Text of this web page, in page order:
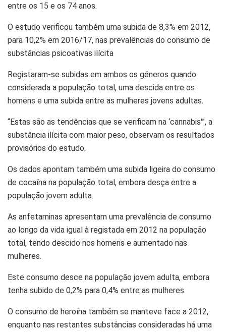
entre os 15 e os 74 anos.
O estudo verificou também uma subida de 8,3% em 2012,
para 10,2% em 2016/17, nas prevalências do consumo de
substâncias psicoativas ilícita
Registaram-se subidas em ambos os géneros quando
considerada a população total, uma descida entre os
homens e uma subida entre as mulheres jovens adultas.
“Estas são as tendências que se verificam na ‘cannabis'”, a
substância ilícita com maior peso, observam os resultados
provisórios do estudo.
Os dados apontam também uma subida ligeira do consumo
de cocaína na população total, embora desça entre a
população jovem adulta.
As anfetaminas apresentam uma prevalência de consumo
ao longo da vida igual à registada em 2012 na população
total, tendo descido nos homens e aumentado nas
mulheres.
Este consumo desce na população jovem adulta, embora
tenha subido de 0,2% para 0,4% entre as mulheres.
O consumo de heroína também se manteve face a 2012,
enquanto nas restantes substâncias consideradas há uma